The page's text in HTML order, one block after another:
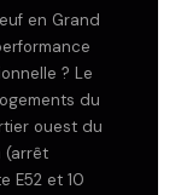
en Grand
? Le
du
ouest du
(arrêt
E52 et 10